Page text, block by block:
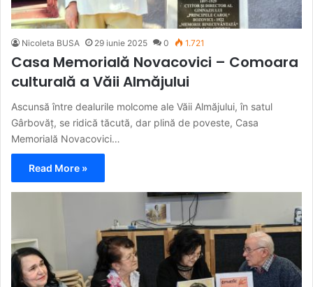
Nicoleta BUSA 29 iunie 2025 0 1.721
Casa Memorială Novacovici – Comoara
culturală a Văii Almăjului
Ascunsă între dealurile molcome ale Văii Almăjului, în satul
Gârbovăț, se ridică tăcută, dar plină de poveste, Casa
Memorială Novacovici…
Read More »